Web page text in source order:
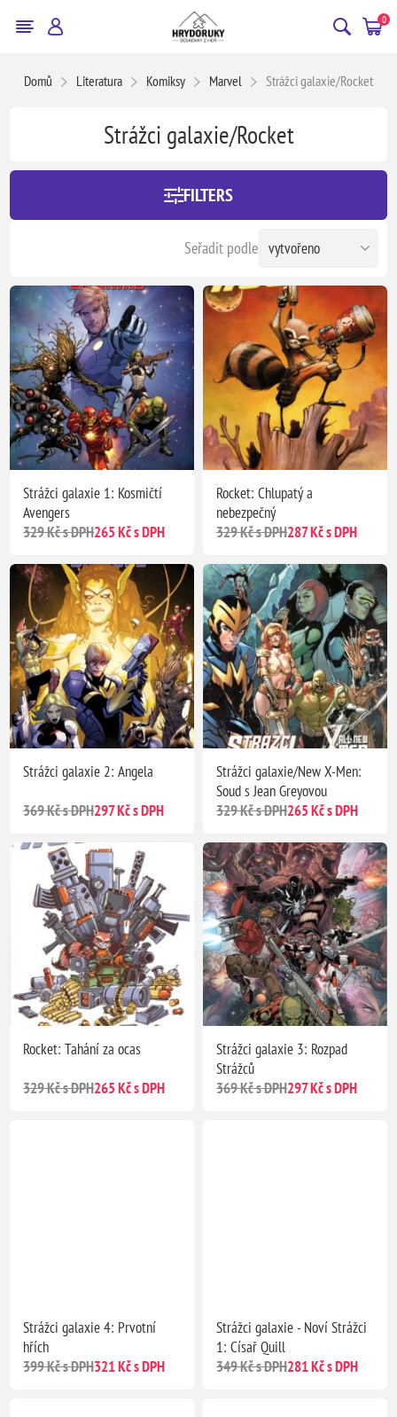
0
Domů Literatura Komiksy Marvel Strážci galaxie/Rocket
Strážci galaxie/Rocket
FILTERS
Seřadit podle
Strážci galaxie 1: Kosmičtí
Avengers
329 Kč s DPH265 Kč s DPH
Rocket: Chlupatý a
nebezpečný
329 Kč s DPH287 Kč s DPH
Strážci galaxie 2: Angela
369 Kč s DPH297 Kč s DPH
Strážci galaxie/New X-Men:
Soud s Jean Greyovou
329 Kč s DPH265 Kč s DPH
Rocket: Tahání za ocas
329 Kč s DPH265 Kč s DPH
Strážci galaxie 3: Rozpad
Strážců
369 Kč s DPH297 Kč s DPH
Strážci galaxie 4: Prvotní
hřích
399 Kč s DPH321 Kč s DPH
Strážci galaxie - Noví Strážci
1: Císař Quill
349 Kč s DPH281 Kč s DPH